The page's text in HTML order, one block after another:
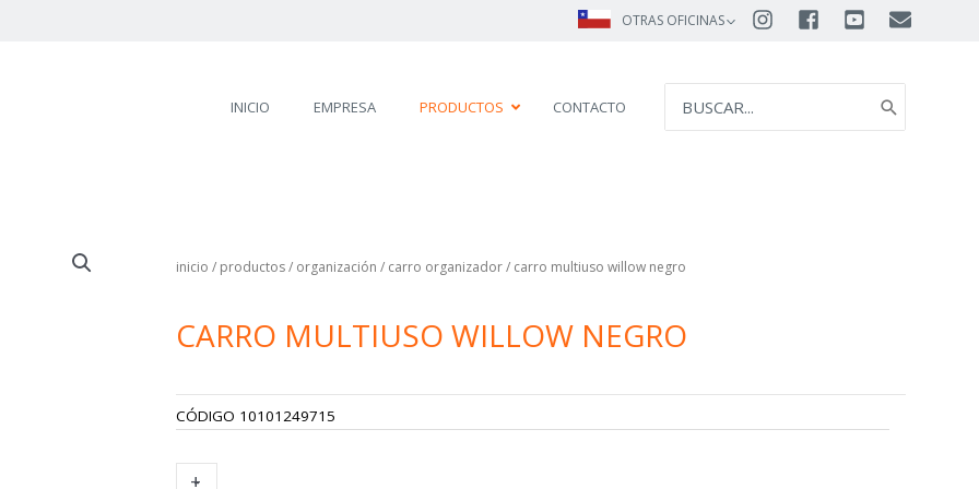
OTRAS OFICINAS
INICIO EMPRESA PRODUCTOS CONTACTO
FOR:
inicio / productos/ organización / carro organizador/ carro multiuso willow negro
CARRO MULTIUSO WILLOW NEGRO
CÓDIGO 10101249715
-
CARRO
+